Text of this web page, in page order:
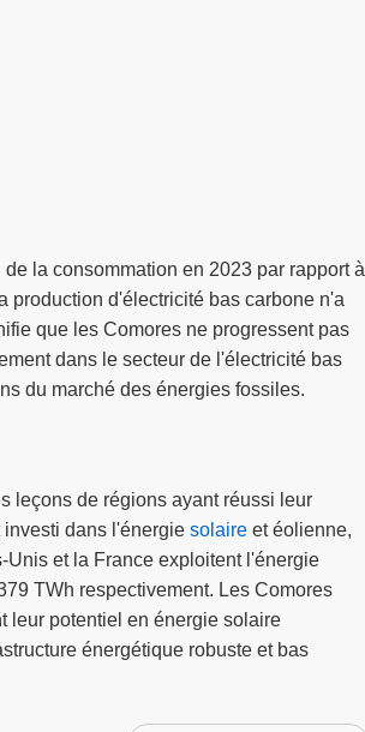
la consommation en 2023 par rapport à
production d'électricité bas carbone n'a
que les Comores ne progressent pas
dans le secteur de l'électricité bas
du marché des énergies fossiles.
leçons de régions ayant réussi leur
dans l'énergie solaire et éolienne,
Unis et la France exploitent l'énergie
TWh respectivement. Les Comores
leur potentiel en énergie solaire
énergétique robuste et bas